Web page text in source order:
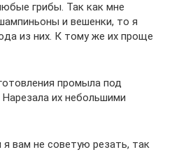
грибы. Так как мне
и вешенки, то я
из них. К тому же их проще
промыла под
их небольшими
вам не советую резать, так